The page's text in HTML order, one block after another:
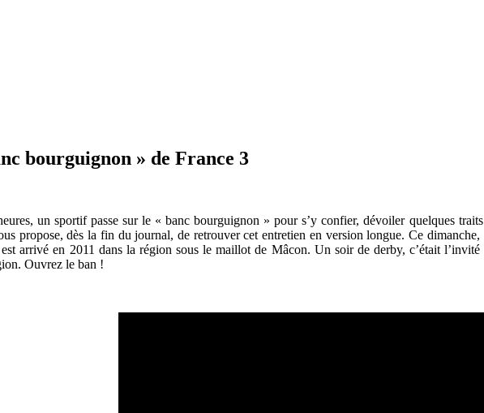
bourguignon » de France 3
un sportif passe sur le « banc bourguignon » pour s’y confier, dévoiler quelques traits
propose, dès la fin du journal, de retrouver cet entretien en version longue. Ce
arrivé en 2011 dans la région sous le maillot de Mâcon. Un soir de derby, c’était
Ouvrez le ban !